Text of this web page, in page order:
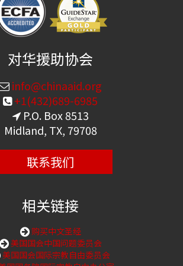
对华援助协会
info@chinaaid.org
+1(432)689-6985
P.O. Box 8513
Midland, TX, 79708
联系我们
相关链接
购买中文圣经
美国国会中国问题委员会
美国国会国际宗教自由委员会